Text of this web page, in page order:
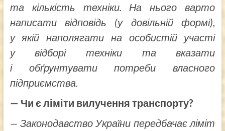
та кількість техніки. На нього варто
написати відповідь (у довільній формі),
у якій наполягати на особистій участі
у відборі техніки та вказати
і обґрунтувати потреби власного
підприємства.
— Чи є ліміти вилучення транспорту?
— Законодавство України передбачає ліміт